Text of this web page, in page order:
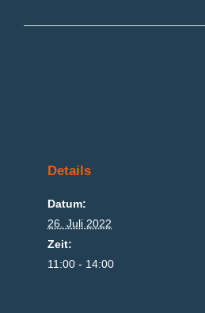
Details
Datum:
26. Juli 2022
Zeit:
11:00 - 14:00